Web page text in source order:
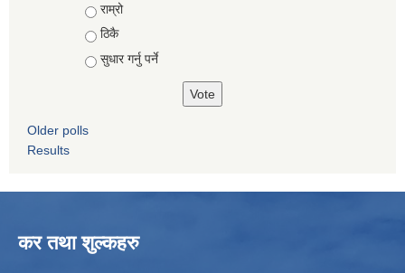
Choices
राम्रो
ठिकै
सुधार गर्नु पर्ने
Older polls
Results
कर तथा शुल्कहरु